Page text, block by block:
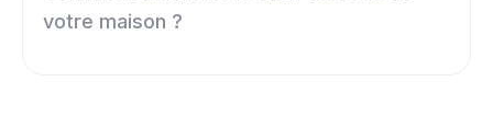
votre maison ?